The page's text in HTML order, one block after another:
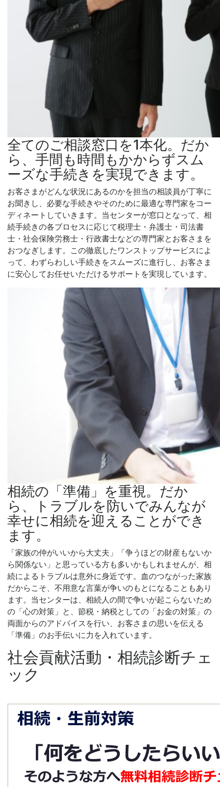
全てのご相談窓口を1本化。だか
ら、手間も時間もかからずスム
ーズな手続きを実現できます。
お客さまがどんな状況にあるのかを担当の相談員が丁寧に
お聞きし、必要な手続きやそのために最適な専門家をコー
ディネートしていきます。当センターが窓口となって、相
続手続きの各プロセスに応じて税理士・弁護士・司法書
士・社会保険労務士・行政書士などの専門家とお客さまを
おつなぎします。この徹底したワンストップサービスによ
って、わずらわしい手続きをスムーズに進行し、お客さま
に安心してお任せいただけるサポートを実現しています。
相続の「準備」を重視。だか
ら、トラブルを防いでみんなが
幸せに相続を迎えることができ
ます。
「家族の仲がいいから大丈夫」「争うほどの財産もないか
ら関係ない」と思っている方も多いかもしれませんが、相
続によるトラブルは意外に身近です。血のつながった家族
だからこそ、不用意な言葉が争いのもとになることもあり
ます。当センターは、相続人の間で争いが起こらないため
の「心の対策」と、節税・納税としての「お金の対策」の
両面からのアドバイスを行い、お客さまの思いを伝える
「準備」のお手伝いに力を入れています。
社会貢献活動・相続診断チェ
ック